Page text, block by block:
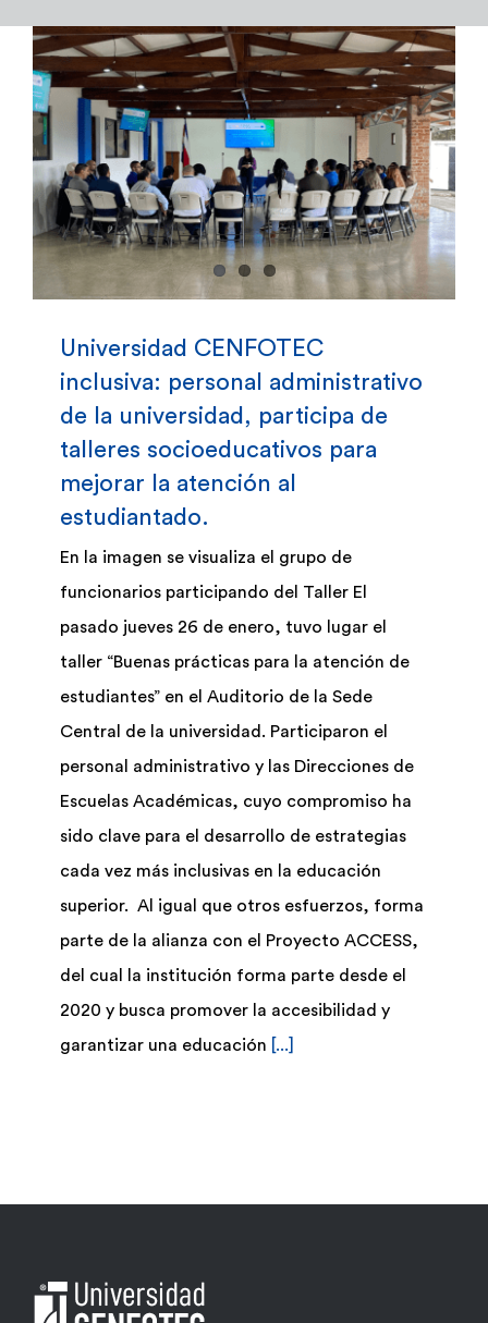
Admisión y Registro
Bienestar Estudiantil
Investigación y Desarrollo
Extensión
Egresados
Universidad CENFOTEC
inclusiva: personal administrativo
de la universidad, participa de
talleres socioeducativos para
mejorar la atención al
estudiantado.
En la imagen se visualiza el grupo de
funcionarios participando del Taller El
pasado jueves 26 de enero, tuvo lugar el
taller “Buenas prácticas para la atención de
estudiantes” en el Auditorio de la Sede
Central de la universidad. Participaron el
personal administrativo y las Direcciones de
Escuelas Académicas, cuyo compromiso ha
sido clave para el desarrollo de estrategias
cada vez más inclusivas en la educación
superior. Al igual que otros esfuerzos, forma
parte de la alianza con el Proyecto ACCESS,
del cual la institución forma parte desde el
2020 y busca promover la accesibilidad y
garantizar una educación
[...]